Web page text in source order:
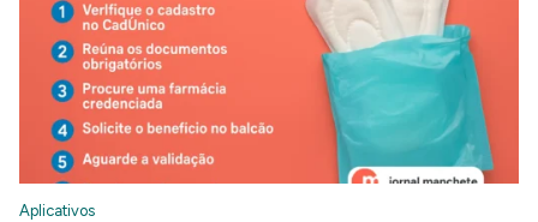
Aplicativos